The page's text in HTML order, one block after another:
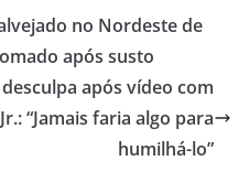
no Nordeste de
após susto
após vídeo com
“Jamais faria algo para
humilhá-lo”